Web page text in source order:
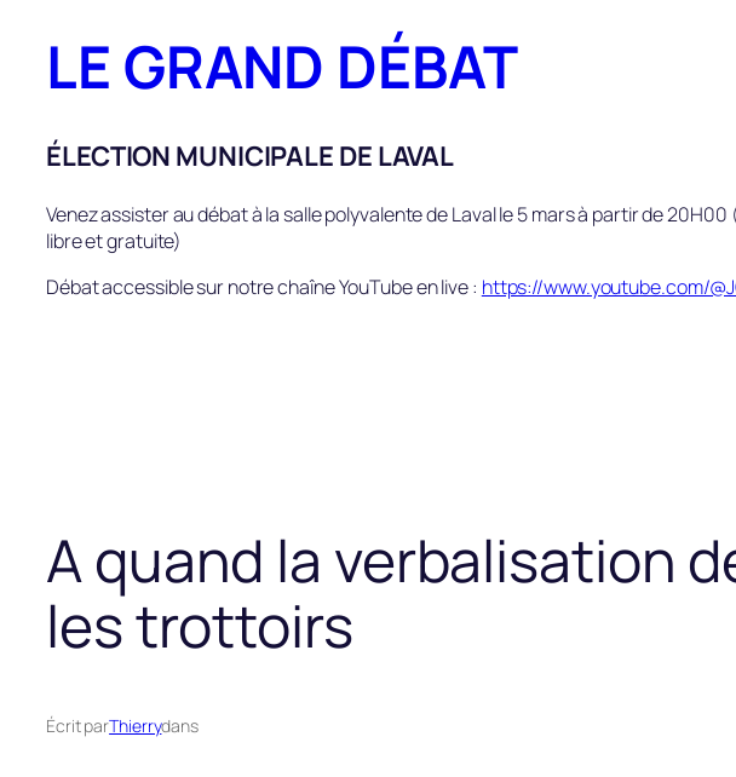
contenu
LE GRAND DÉBAT
ÉLECTION MUNICIPALE DE LAVAL
Venez assister au débat à la salle polyvalente de Laval le 5 mars à partir de 20H00
libre et gratuite)
Débat accessible sur notre chaîne YouTube en live : https://www.youtube.com/
A quand la verbalisation
les trottoirs
Écrit parThierrydans